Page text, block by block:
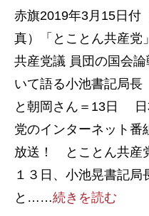
赤旗2019年3月15日付
真）「とことん共産党
共産党議 員団の国会論
いて語る小池書記局長
と朝岡さん＝13日 日
党のインターネット番
放送！ とことん共産
１３日、小池晃書記局
と……続きを読む